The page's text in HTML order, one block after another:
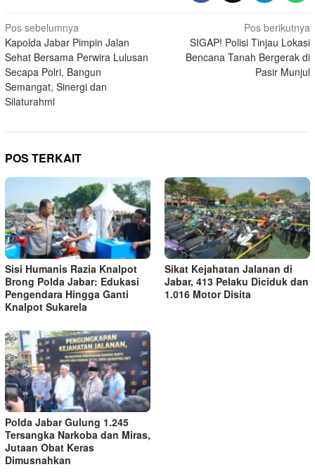
Navigasi
pos
Pos sebelumnya
Kapolda Jabar Pimpin Jalan
Sehat Bersama Perwira Lulusan
Secapa Polri, Bangun
Semangat, Sinergi dan
Silaturahmi
Pos berikutnya
SIGAP! Polisi Tinjau Lokasi
Bencana Tanah Bergerak di
Pasir Munjul
POS TERKAIT
Sisi Humanis Razia Knalpot
Brong Polda Jabar: Edukasi
Pengendara Hingga Ganti
Knalpot Sukarela
Sikat Kejahatan Jalanan di
Jabar, 413 Pelaku Diciduk dan
1.016 Motor Disita
Polda Jabar Gulung 1.245
Tersangka Narkoba dan Miras,
Jutaan Obat Keras
Dimusnahkan